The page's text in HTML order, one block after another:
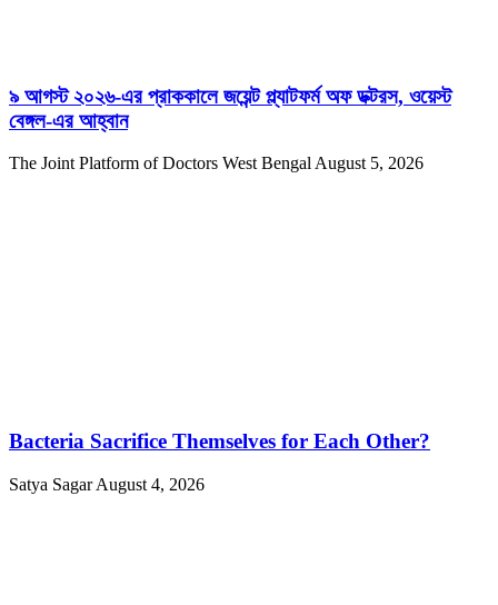
৯ আগস্ট ২০২৬-এর প্রাককালে জয়েন্ট প্ল্যাটফর্ম অফ ডক্টরস, ওয়েস্ট
বেঙ্গল-এর আহ্বান
The Joint Platform of Doctors West BengalAugust 5, 2026
Bacteria Sacrifice Themselves for Each Other?
Satya SagarAugust 4, 2026